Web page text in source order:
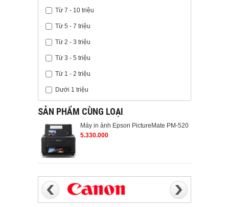
Từ 7 - 10 triệu
Từ 5 - 7 triệu
Từ 2 - 3 triệu
Từ 3 - 5 triệu
Từ 1 - 2 triệu
Dưới 1 triệu
SẢN PHẨM CÙNG LOẠI
Máy in ảnh Epson PictureMate PM-520
5.330.000